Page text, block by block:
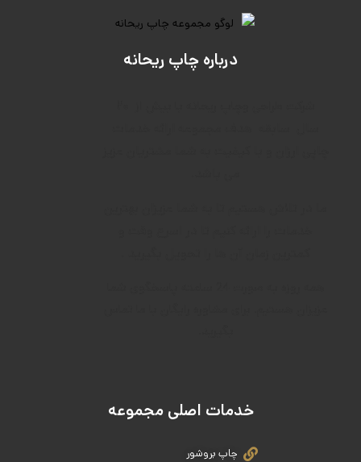
درباره چاپ ریحانه
خدمات اصلی مجموعه
چاپ بروشور